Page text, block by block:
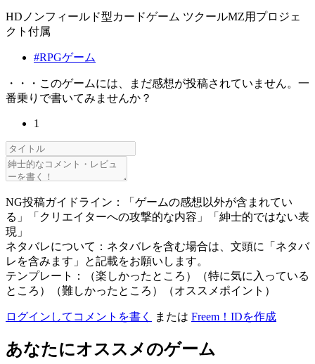
HDノンフィールド型カードゲーム ツクールMZ用プロジェ
クト付属
#RPGゲーム
・・・このゲームには、まだ感想が投稿されていません。一
番乗りで書いてみませんか？
1
NG投稿ガイドライン：「ゲームの感想以外が含まれてい
る」「クリエイターへの攻撃的な内容」「紳士的ではない表
現」
ネタバレについて：ネタバレを含む場合は、文頭に「ネタバ
レを含みます」と記載をお願いします。
テンプレート：（楽しかったところ）（特に気に入っている
ところ）（難しかったところ）（オススメポイント）
ログインしてコメントを書く または Freem！IDを作成
あなたにオススメのゲーム